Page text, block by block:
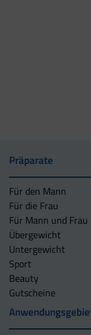
Präparate
Für den Mann
Für die Frau
Für Mann und Frau
Übergewicht
Untergewicht
Sport
Beauty
Gutscheine